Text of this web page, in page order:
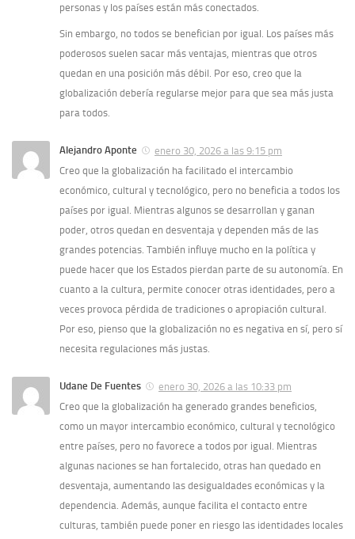
personas y los países están más conectados.
Sin embargo, no todos se benefician por igual. Los países más
poderosos suelen sacar más ventajas, mientras que otros
quedan en una posición más débil. Por eso, creo que la
globalización debería regularse mejor para que sea más justa
para todos.
Alejandro Aponte
enero 30, 2026 a las 9:15 pm
Creo que la globalización ha facilitado el intercambio
económico, cultural y tecnológico, pero no beneficia a todos los
países por igual. Mientras algunos se desarrollan y ganan
poder, otros quedan en desventaja y dependen más de las
grandes potencias. También influye mucho en la política y
puede hacer que los Estados pierdan parte de su autonomía. En
cuanto a la cultura, permite conocer otras identidades, pero a
veces provoca pérdida de tradiciones o apropiación cultural.
Por eso, pienso que la globalización no es negativa en sí, pero sí
necesita regulaciones más justas.
Udane De Fuentes
enero 30, 2026 a las 10:33 pm
Creo que la globalización ha generado grandes beneficios,
como un mayor intercambio económico, cultural y tecnológico
entre países, pero no favorece a todos por igual. Mientras
algunas naciones se han fortalecido, otras han quedado en
desventaja, aumentando las desigualdades económicas y la
dependencia. Además, aunque facilita el contacto entre
culturas, también puede poner en riesgo las identidades locales